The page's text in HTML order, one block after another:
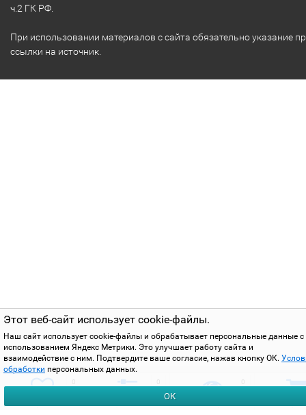
Этот веб-сайт использует cookie-файлы.
Наш сайт использует cookie-файлы и обрабатывает персональные данные с
использованием Яндекс Метрики. Это улучшает работу сайта и
взаимодействие с ним. Подтвердите ваше согласие, нажав кнопку ОК.
обработки персональных данных.
ОК
ч.2 ГК РФ.
При использовании материалов с сайта обязательно указание
ссылки на источник.